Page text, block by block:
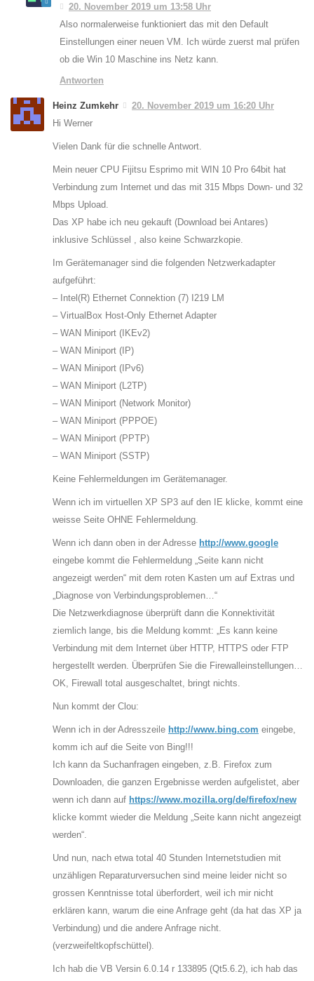
20. November 2019 um 13:58 Uhr
Also normalerweise funktioniert das mit den Default
Einstellungen einer neuen VM. Ich würde zuerst mal prüfen
ob die Win 10 Maschine ins Netz kann.
Antworten
Heinz Zumkehr
20. November 2019 um 16:20 Uhr
Hi Werner
Vielen Dank für die schnelle Antwort.
Mein neuer CPU Fijitsu Esprimo mit WIN 10 Pro 64bit hat
Verbindung zum Internet und das mit 315 Mbps Down- und 32
Mbps Upload.
Das XP habe ich neu gekauft (Download bei Antares)
inklusive Schlüssel , also keine Schwarzkopie.
Im Gerätemanager sind die folgenden Netzwerkadapter
aufgeführt:
– Intel(R) Ethernet Connektion (7) I219 LM
– VirtualBox Host-Only Ethernet Adapter
– WAN Miniport (IKEv2)
– WAN Miniport (IP)
– WAN Miniport (IPv6)
– WAN Miniport (L2TP)
– WAN Miniport (Network Monitor)
– WAN Miniport (PPPOE)
– WAN Miniport (PPTP)
– WAN Miniport (SSTP)
Keine Fehlermeldungen im Gerätemanager.
Wenn ich im virtuellen XP SP3 auf den IE klicke, kommt eine
weisse Seite OHNE Fehlermeldung.
Wenn ich dann oben in der Adresse http://www.google
eingebe kommt die Fehlermeldung „Seite kann nicht
angezeigt werden“ mit dem roten Kasten um auf Extras und
„Diagnose von Verbindungsproblemen…“
Die Netzwerkdiagnose überprüft dann die Konnektivität
ziemlich lange, bis die Meldung kommt: „Es kann keine
Verbindung mit dem Internet über HTTP, HTTPS oder FTP
hergestellt werden. Überprüfen Sie die Firewalleinstellungen…
OK, Firewall total ausgeschaltet, bringt nichts.
Nun kommt der Clou:
Wenn ich in der Adresszeile http://www.bing.com eingebe,
komm ich auf die Seite von Bing!!!
Ich kann da Suchanfragen eingeben, z.B. Firefox zum
Downloaden, die ganzen Ergebnisse werden aufgelistet, aber
wenn ich dann auf https://www.mozilla.org/de/firefox/new
klicke kommt wieder die Meldung „Seite kann nicht angezeigt
werden“.
Und nun, nach etwa total 40 Stunden Internetstudien mit
unzähligen Reparaturversuchen sind meine leider nicht so
grossen Kenntnisse total überfordert, weil ich mir nicht
erklären kann, warum die eine Anfrage geht (da hat das XP ja
Verbindung) und die andere Anfrage nicht.
(verzweifeltkopfschüttel).
Ich hab die VB Versin 6.0.14 r 133895 (Qt5.6.2), ich hab das